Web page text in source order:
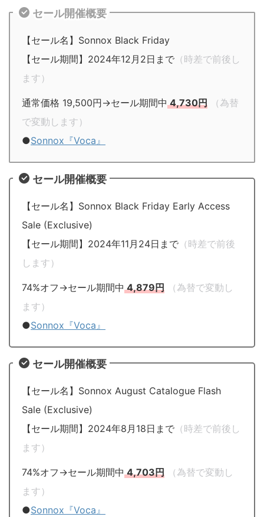
セール開催概要
【セール名】Sonnox Black Friday
【セール期間】2024年12月2日まで （時差で前後し
ます）
通常価格 19,500円→セール期間中4,730円
（為替
で変動します）
●Sonnox『Voca』
セール開催概要
【セール名】Sonnox Black Friday Early Access
Sale (Exclusive)
【セール期間】2024年11月24日まで （時差で前後
します）
74%オフ→セール期間中4,879円
（為替で変動し
ます）
●Sonnox『Voca』
セール開催概要
【セール名】Sonnox August Catalogue Flash
Sale (Exclusive)
【セール期間】2024年8月18日まで （時差で前後し
ます）
74%オフ→セール期間中4,703円
（為替で変動し
ます）
●Sonnox『Voca』